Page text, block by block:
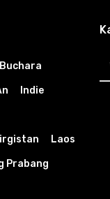
Buchara
Indie
Laos
Prabang